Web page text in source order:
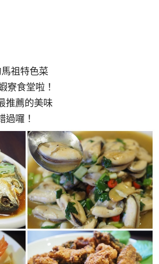
祖特色菜
寮食堂啦！
推薦的美味
過囉！